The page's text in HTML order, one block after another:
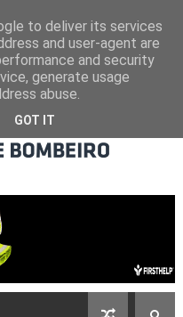
to deliver its services
and user-agent are
and security
generate usage
abuse.
GOT IT